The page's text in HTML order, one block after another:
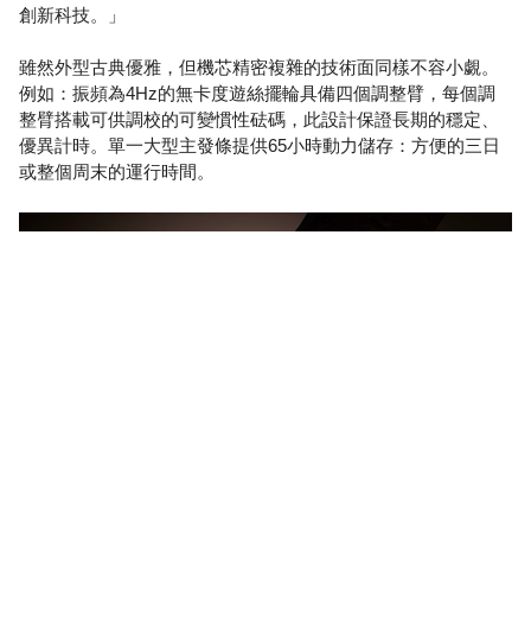
創新科技。」
雖然外型古典優雅，但機芯精密複雜的技術面同樣不容小覷。
例如：振頻為4Hz的無卡度遊絲擺輪具備四個調整臂，每個調
整臂搭載可供調校的可變慣性砝碼，此設計保證長期的穩定、
優異計時。單一大型主發條提供65小時動力儲存：方便的三日
或整個周末的運行時間。